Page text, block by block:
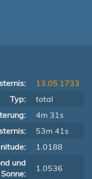
13.05.1733
Typ:
total
4m 31s
53m 41s
1.0188
und
Sonne:
1.0536